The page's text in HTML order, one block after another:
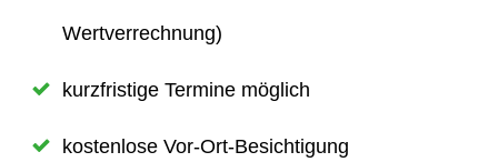
Wertverrechnung)
kurzfristige Termine möglich
kostenlose Vor-Ort-Besichtigung